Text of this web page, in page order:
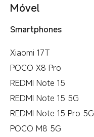
Móvel
Smartphones
Xiaomi 17T
POCO X8 Pro
REDMI Note 15
REDMI Note 15 5G
REDMI Note 15 Pro 5G
POCO M8 5G